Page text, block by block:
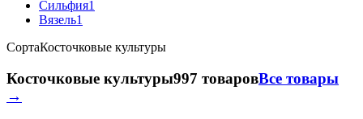
Сильфия1
Вязель1
СортаКосточковые культуры
Косточковые культуры997 товаровВсе товары
→